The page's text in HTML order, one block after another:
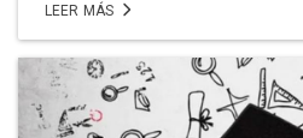
LEER MÁS